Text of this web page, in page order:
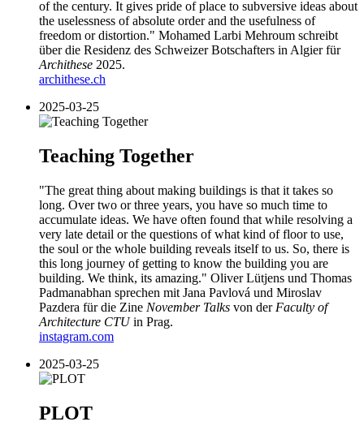
of the century. It gives pride of place to subversive ideas about
the uselessness of absolute order and the usefulness of
freedom or distortion." Mohamed Larbi Mehroum schreibt
über die Residenz des Schweizer Botschafters in Algier für
Archithese 2025.
archithese.ch
2025-03-25
Teaching Together
"The great thing about making buildings is that it takes so
long. Over two or three years, you have so much time to
accumulate ideas. We have often found that while resolving a
very late detail or the questions of what kind of floor to use,
the soul or the whole building reveals itself to us. So, there is
this long journey of getting to know the building you are
building. We think, its amazing." Oliver Lütjens und Thomas
Padmanabhan sprechen mit Jana Pavlová und Miroslav
Pazdera für die Zine November Talks von der Faculty of
Architecture CTUin Prag.
instagram.com
2025-03-25
PLOT